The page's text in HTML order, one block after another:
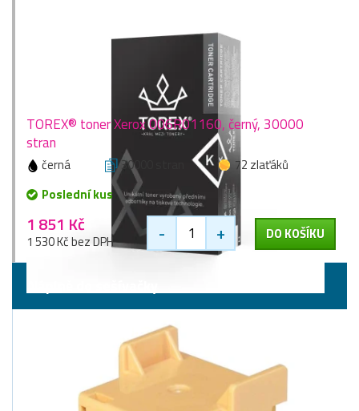
TOREX® toner Xerox 006R01160, černý, 30000
stran
černá 30000 stran
72 zlaťáků
Poslední kus
1 851 Kč
1 530 Kč bez DPH - + DO KOŠÍKU